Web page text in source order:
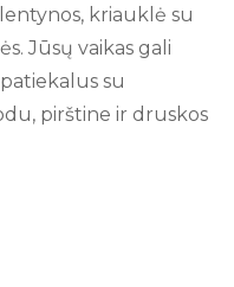
kriauklė su
Jūsų vaikas gali
su
pirštine ir druskos